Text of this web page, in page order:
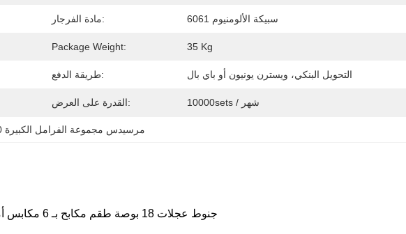
مادة الفرجار: 6061 سبيكة الألومنيوم
Package Weight: 35 Kg
طريقة الدفع: التحويل البنكي، ويسترن يونيون أو باي بال
القدرة على العرض: 10000sets / شهر
V260 مرسيدس مجموعة الفرامل الكبيرة
نظام مكابح عالي الأداء لسيارة مرسيدس بنز الفئة V V260 جنوط عجلات 18 بوصة طقم مكابح بـ 6 مكابس أمامية للسيارة